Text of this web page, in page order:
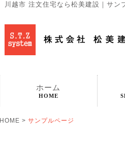
川越市 注文住宅なら松美建設｜サ
ホーム
HOME
HOME > サンプルページ